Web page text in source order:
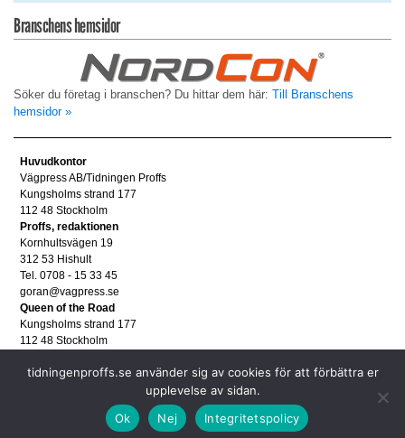
Branschens hemsidor
Söker du företag i branschen? Du hittar dem här: Till Branschens
hemsidor »
Huvudkontor
Vägpress AB/Tidningen Proffs
Kungsholms strand 177
112 48 Stockholm
Proffs, redaktionen
Kornhultsvägen 19
312 53 Hishult
Tel. 0708 - 15 33 45
goran@vagpress.se
Queen of the Road
Kungsholms strand 177
112 48 Stockholm
Tel. 08 - 653 83 80
Personuppgifter/GDPR
tidningenproffs.se använder sig av cookies för att förbättra er
upplevelse av sidan.
Ok
Nej Integritetspolicy